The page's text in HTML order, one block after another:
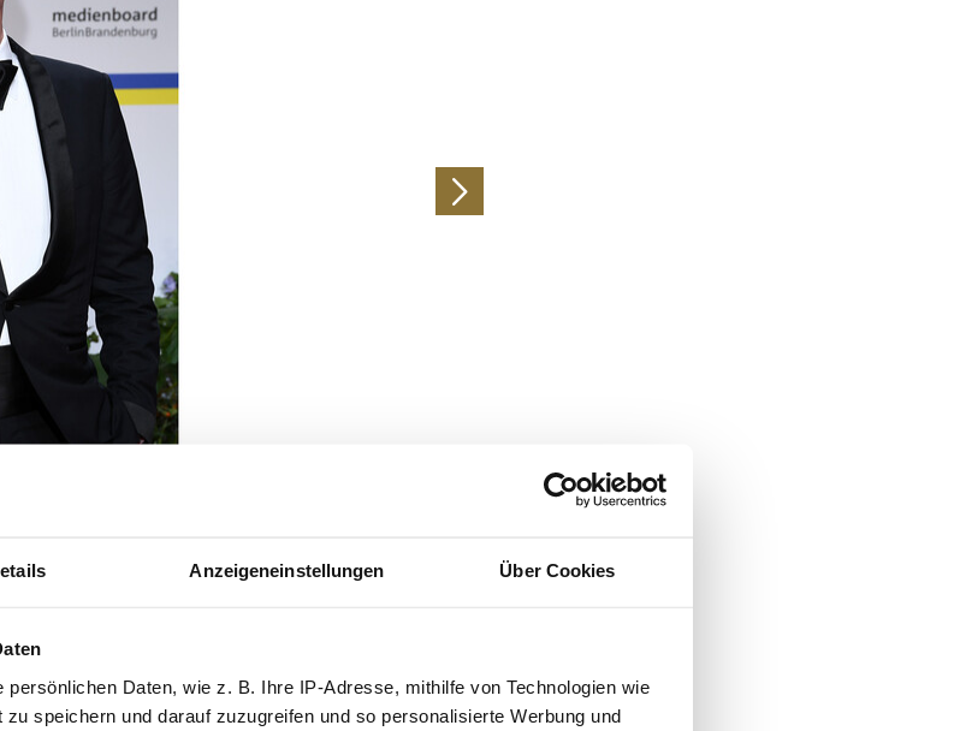
Anzeigeneinstellungen Über Cookies
persönlichen Daten, wie z. B. Ihre IP-Adresse, mithilfe von Technologien wie
speichern und darauf zuzugreifen und so personalisierte Werbung und
Advertisement